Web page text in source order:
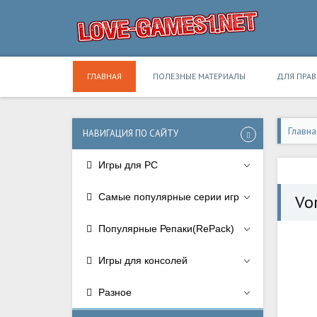
ГЛАВНАЯ ПОЛЕЗНЫЕ МАТЕРИАЛЫ ДЛЯ
НАВИГАЦИЯ ПО САЙТУ
Игры для PC
Самые популярные серии игр
Популярные Репаки(RePack)
Игры для консолей
Разное